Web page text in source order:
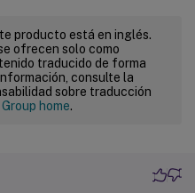
producto está en inglés.
ofrecen solo como
traducido de forma
consulte la
sobre traducción
home.